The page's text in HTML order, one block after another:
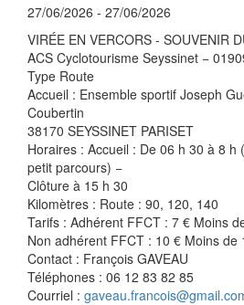
27/06/2026 - 27/06/2026
VIRÉE EN VERCORS - SOUVENIR
ACS Cyclotourisme Seyssinet −
Type Route
Accueil : Ensemble sportif Joseph
Coubertin
38170 SEYSSINET PARISET
Horaires : Accueil : De 06 h 30 à 8 h
petit parcours) −
Clôture à 15 h 30
Kilomètres : Route : 90, 120, 140
Tarifs : Adhérent FFCT : 7 € Moins
Non adhérent FFCT : 10 € Moins de
Contact : François GAVEAU
Téléphones : 06 12 83 82 85
Courriel :